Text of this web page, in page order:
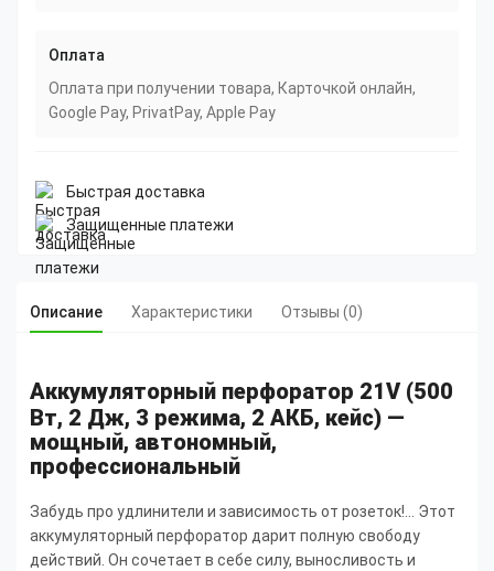
Оплата
Оплата при получении товара, Карточкой онлайн,
Google Pay, PrivatPay, Apple Pay
Быстрая доставка
Защищенные платежи
Описание Характеристики Отзывы (0)
Аккумуляторный перфоратор 21V (500
Вт, 2 Дж, 3 режима, 2 АКБ, кейс) —
мощный, автономный,
профессиональный
Забудь про удлинители и зависимость от розеток!... Этот
аккумуляторный перфоратор дарит полную свободу
действий. Он сочетает в себе силу, выносливость и